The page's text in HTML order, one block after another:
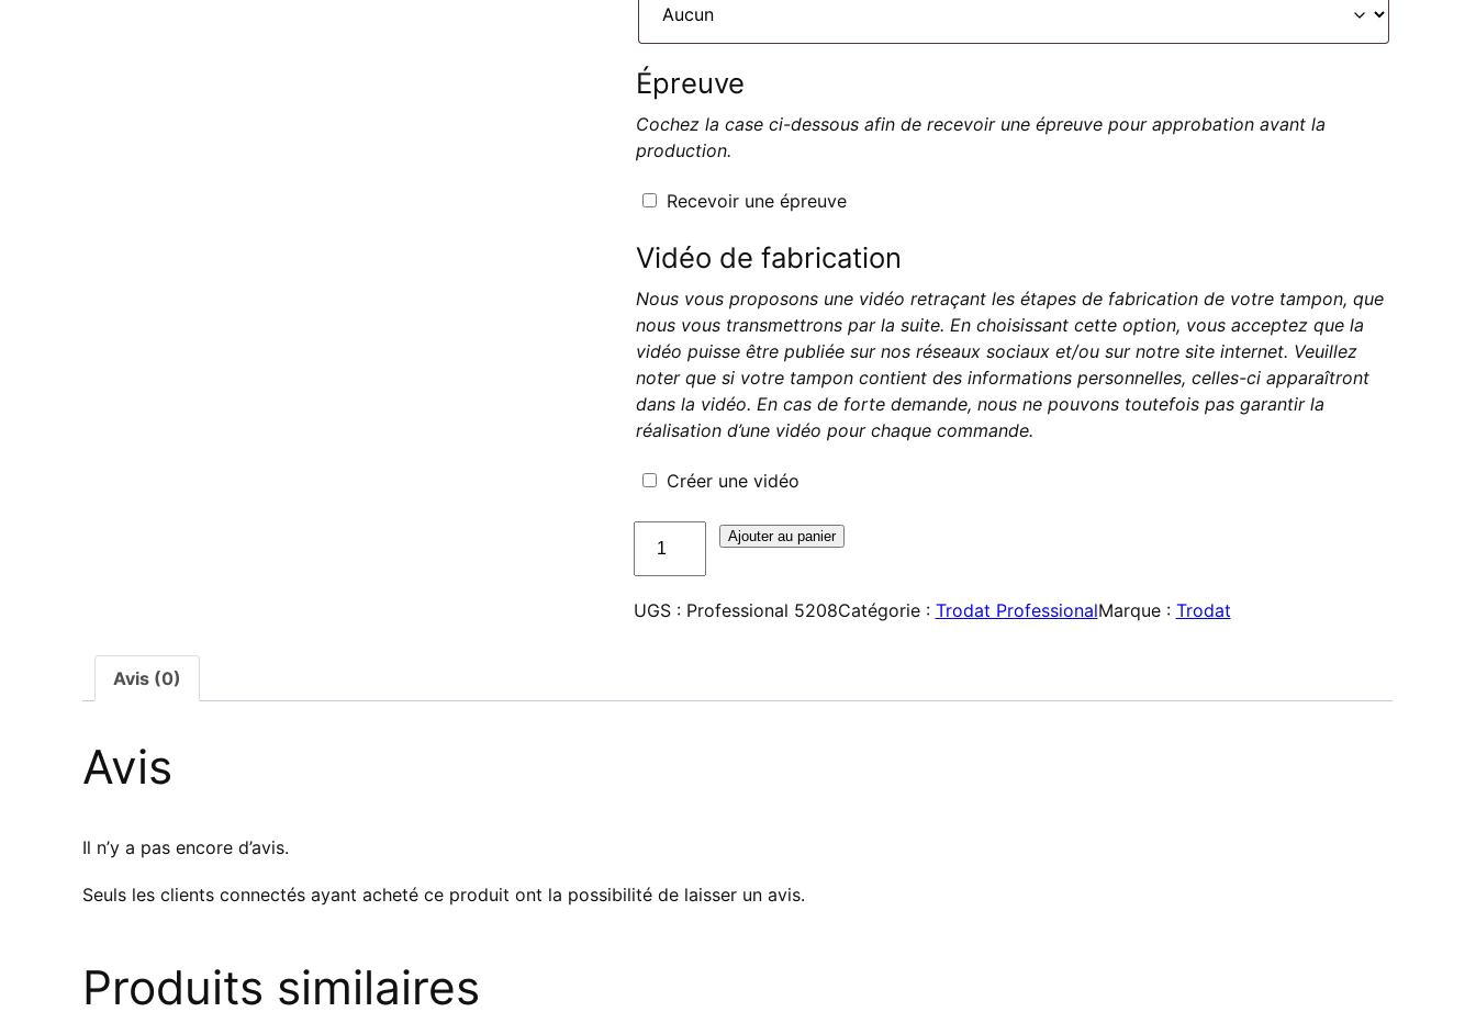
Épreuve
Cochez la case ci-dessous afin de recevoir une épreuve pour approbation avant la
production.
Recevoir une épreuve
Vidéo de fabrication
Nous vous proposons une vidéo retraçant les étapes de fabrication de votre tampon, que
nous vous transmettrons par la suite. En choisissant cette option, vous acceptez que la
vidéo puisse être publiée sur nos réseaux sociaux et/ou sur notre site internet. Veuillez
noter que si votre tampon contient des informations personnelles, celles-ci apparaîtront
dans la vidéo. En cas de forte demande, nous ne pouvons toutefois pas garantir la
réalisation d’une vidéo pour chaque commande.
Créer une vidéo
Professional
Ajouter au panier
UGS : Professional 5208Catégorie : Trodat ProfessionalMarque : Trodat
Avis (0)
Avis
Il n’y a pas encore d’avis.
Seuls les clients connectés ayant acheté ce produit ont la possibilité de laisser un avis.
Produits similaires